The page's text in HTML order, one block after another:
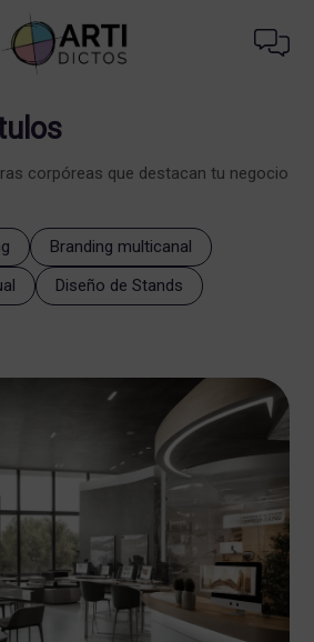
corpóreas que destacan tu negocio
Branding multicanal
Diseño de Stands